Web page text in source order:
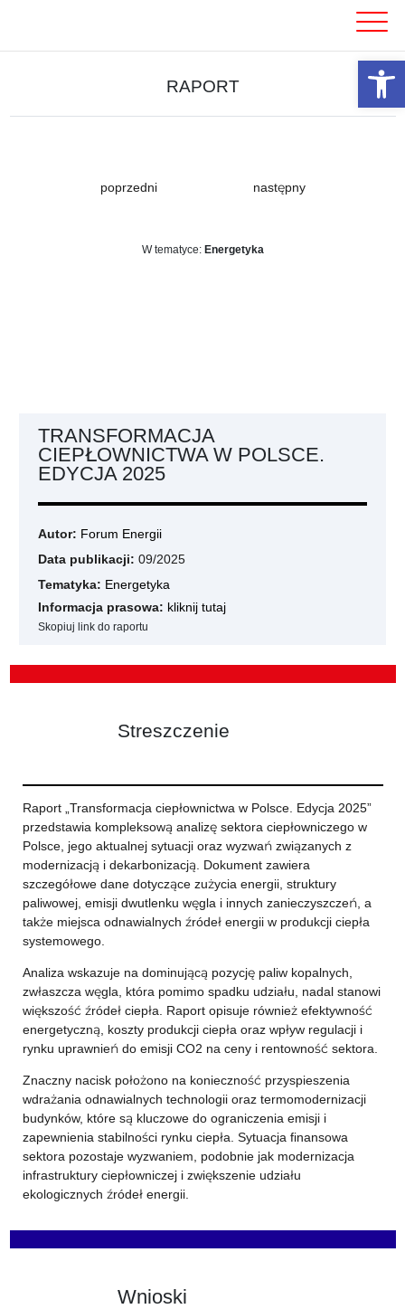
RAPORT
poprzedni następny
W tematyce: Energetyka
TRANSFORMACJA
CIEPŁOWNICTWA W POLSCE.
EDYCJA 2025
Autor: Forum Energii
Data publikacji: 09/2025
Tematyka: Energetyka
Informacja prasowa: kliknij tutaj
Skopiuj link do raportu
Streszczenie
Raport „Transformacja ciepłownictwa w Polsce. Edycja 2025”
przedstawia kompleksową analizę sektora ciepłowniczego w
Polsce, jego aktualnej sytuacji oraz wyzwań związanych z
modernizacją i dekarbonizacją. Dokument zawiera
szczegółowe dane dotyczące zużycia energii, struktury
paliwowej, emisji dwutlenku węgla i innych zanieczyszczeń, a
także miejsca odnawialnych źródeł energii w produkcji ciepła
systemowego.
Analiza wskazuje na dominującą pozycję paliw kopalnych,
zwłaszcza węgla, która pomimo spadku udziału, nadal stanowi
większość źródeł ciepła. Raport opisuje również efektywność
energetyczną, koszty produkcji ciepła oraz wpływ regulacji i
rynku uprawnień do emisji CO2 na ceny i rentowność sektora.
Znaczny nacisk położono na konieczność przyspieszenia
wdrażania odnawialnych technologii oraz termomodernizacji
budynków, które są kluczowe do ograniczenia emisji i
zapewnienia stabilności rynku ciepła. Sytuacja finansowa
sektora pozostaje wyzwaniem, podobnie jak modernizacja
infrastruktury ciepłowniczej i zwiększenie udziału
ekologicznych źródeł energii.
Wnioski